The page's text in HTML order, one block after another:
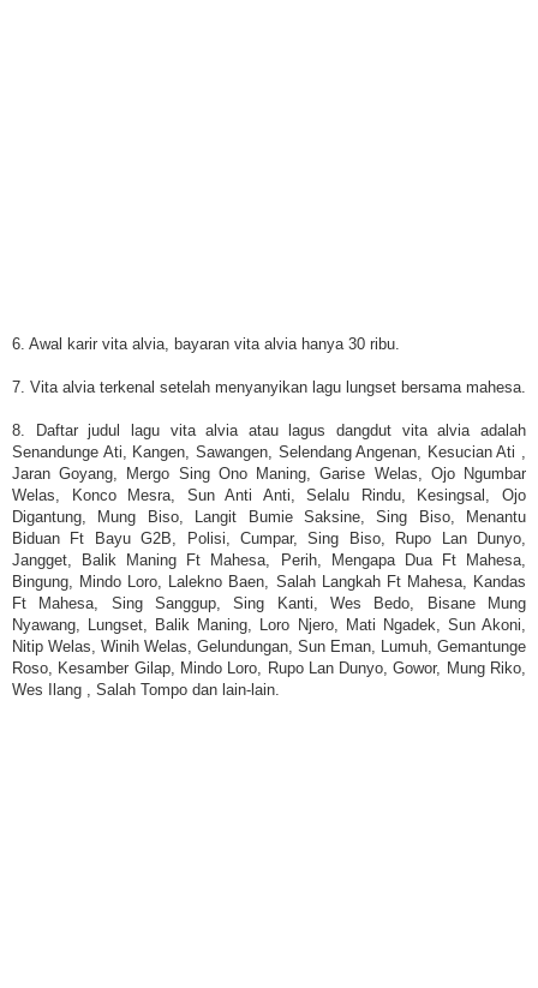
6. Awal karir vita alvia, bayaran vita alvia hanya 30 ribu.
7. Vita alvia terkenal setelah menyanyikan lagu lungset bersama mahesa.
8. Daftar judul lagu vita alvia atau lagus dangdut vita alvia adalah
Senandunge Ati, Kangen, Sawangen, Selendang Angenan, Kesucian Ati ,
Jaran Goyang, Mergo Sing Ono Maning, Garise Welas, Ojo Ngumbar
Welas, Konco Mesra, Sun Anti Anti, Selalu Rindu, Kesingsal, Ojo
Digantung, Mung Biso, Langit Bumie Saksine, Sing Biso, Menantu
Biduan Ft Bayu G2B, Polisi, Cumpar, Sing Biso, Rupo Lan Dunyo,
Jangget, Balik Maning Ft Mahesa, Perih, Mengapa Dua Ft Mahesa,
Bingung, Mindo Loro, Lalekno Baen, Salah Langkah Ft Mahesa, Kandas
Ft Mahesa, Sing Sanggup, Sing Kanti, Wes Bedo, Bisane Mung
Nyawang, Lungset, Balik Maning, Loro Njero, Mati Ngadek, Sun Akoni,
Nitip Welas, Winih Welas, Gelundungan, Sun Eman, Lumuh, Gemantunge
Roso, Kesamber Gilap, Mindo Loro, Rupo Lan Dunyo, Gowor, Mung Riko,
Wes Ilang , Salah Tompo dan lain-lain.